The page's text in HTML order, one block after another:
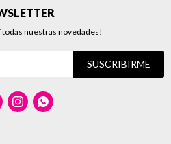
todas nuestras novedades!
SUSCRIBIRME
 